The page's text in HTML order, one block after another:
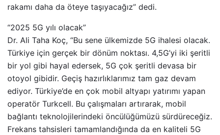
rakamı daha da öteye taşıyacağız” dedi.
“2025 5G yılı olacak”
Dr. Ali Taha Koç, “Bu sene ülkemizde 5G ihalesi olacak.
Türkiye için gerçek bir dönüm noktası. 4,5G’yi iki şeritli
bir yol gibi hayal edersek, 5G çok şeritli devasa bir
otoyol gibidir. Geçiş hazırlıklarımız tam gaz devam
ediyor. Türkiye’de en çok mobil altyapı yatırımı yapan
operatör Turkcell. Bu çalışmaları artırarak, mobil
bağlantı teknolojilerindeki öncülüğümüzü sürdüreceğiz.
Frekans tahsisleri tamamlandığında da en kaliteli 5G